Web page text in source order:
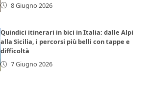
8 Giugno 2026
Quindici itinerari in bici in Italia: dalle Alpi
alla Sicilia, i percorsi più belli con tappe e
difficoltà
7 Giugno 2026